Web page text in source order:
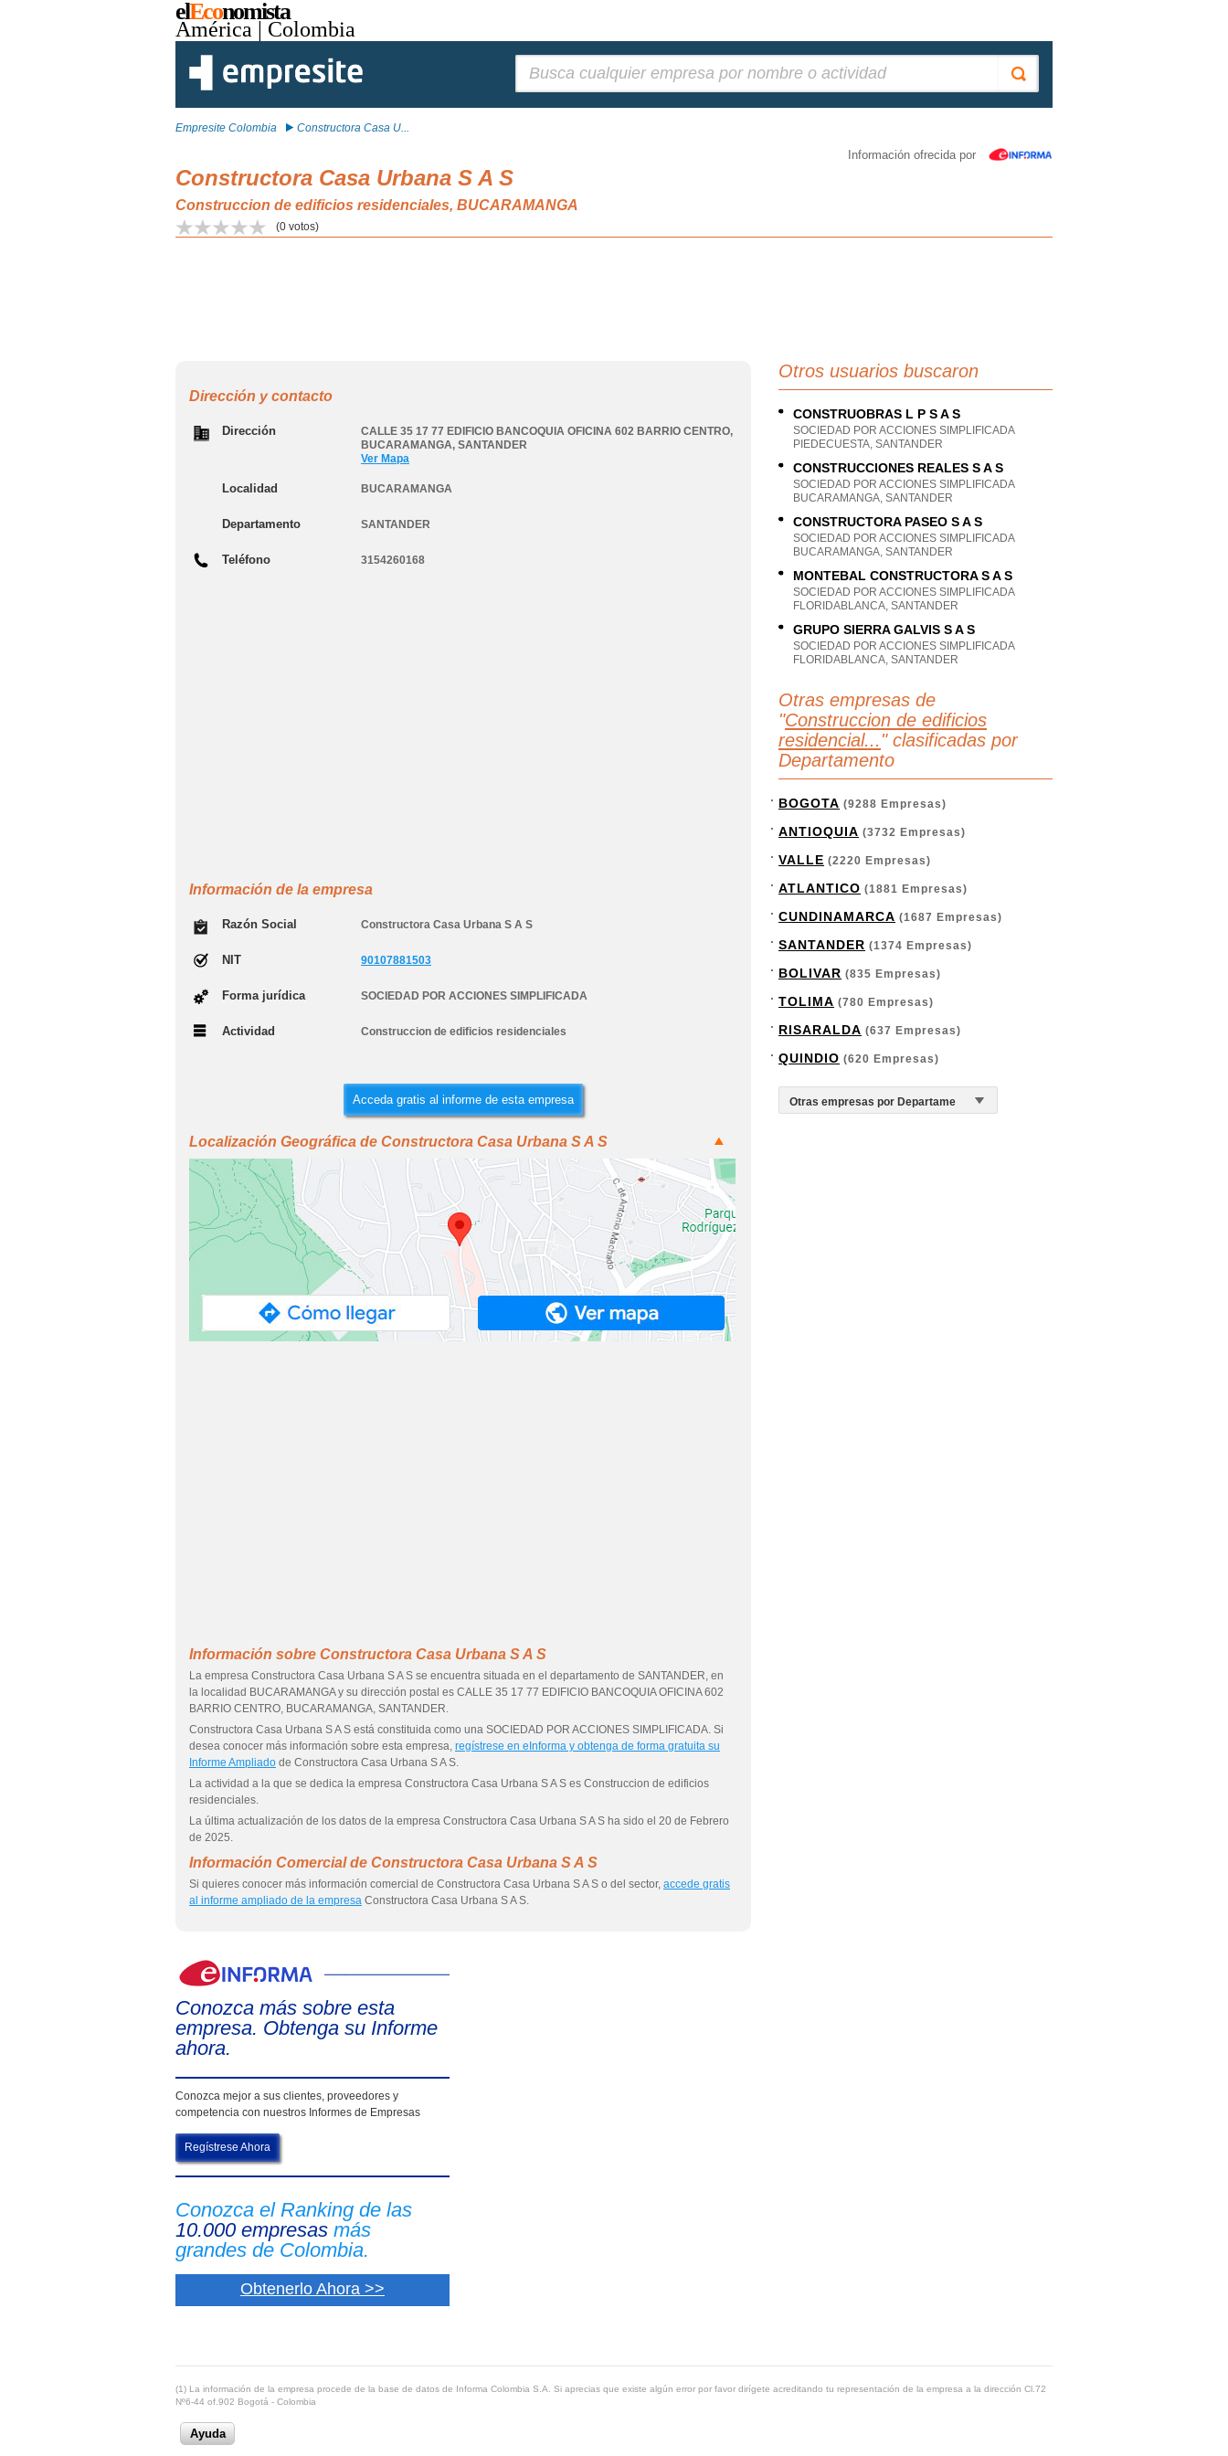
elEconomista
América | Colombia
Empresite Colombia Constructora Casa U...
Información ofrecida por
Constructora Casa Urbana S A S
Construccion de edificios residenciales, BUCARAMANGA
(0 votos)
Dirección y contacto
Dirección CALLE 35 17 77 EDIFICIO BANCOQUIA OFICINA 602 BARRIO CENTRO,
BUCARAMANGA, SANTANDER
Ver Mapa
Localidad BUCARAMANGA
Departamento SANTANDER
Teléfono 3154260168
Información de la empresa
Razón Social Constructora Casa Urbana S A S
NIT 90107881503
Forma jurídica SOCIEDAD POR ACCIONES SIMPLIFICADA
Actividad Construccion de edificios residenciales
Acceda gratis al informe de esta empresa
Localización Geográfica de Constructora Casa Urbana S A S
Información sobre Constructora Casa Urbana S A S
La empresa Constructora Casa Urbana S A S se encuentra situada en el departamento de SANTANDER, en
la localidad BUCARAMANGA y su dirección postal es CALLE 35 17 77 EDIFICIO BANCOQUIA OFICINA 602
BARRIO CENTRO, BUCARAMANGA, SANTANDER.
Constructora Casa Urbana S A S está constituida como una SOCIEDAD POR ACCIONES SIMPLIFICADA. Si
desea conocer más información sobre esta empresa, regístrese en eInforma y obtenga de forma gratuita su
Informe Ampliado de Constructora Casa Urbana S A S.
La actividad a la que se dedica la empresa Constructora Casa Urbana S A S es Construccion de edificios
residenciales.
La última actualización de los datos de la empresa Constructora Casa Urbana S A S ha sido el 20 de Febrero
de 2025.
Información Comercial de Constructora Casa Urbana S A S
Si quieres conocer más información comercial de Constructora Casa Urbana S A S o del sector, accede gratis
al informe ampliado de la empresa Constructora Casa Urbana S A S.
Conozca más sobre esta
empresa. Obtenga su Informe
ahora.
Conozca mejor a sus clientes, proveedores y
competencia con nuestros Informes de Empresas
Regístrese Ahora
Conozca el Ranking de las
10.000 empresas más
grandes de Colombia.
Obtenerlo Ahora >>
Otros usuarios buscaron
CONSTRUOBRAS L P S A S
SOCIEDAD POR ACCIONES SIMPLIFICADA
PIEDECUESTA, SANTANDER
CONSTRUCCIONES REALES S A S
SOCIEDAD POR ACCIONES SIMPLIFICADA
BUCARAMANGA, SANTANDER
CONSTRUCTORA PASEO S A S
SOCIEDAD POR ACCIONES SIMPLIFICADA
BUCARAMANGA, SANTANDER
MONTEBAL CONSTRUCTORA S A S
SOCIEDAD POR ACCIONES SIMPLIFICADA
FLORIDABLANCA, SANTANDER
GRUPO SIERRA GALVIS S A S
SOCIEDAD POR ACCIONES SIMPLIFICADA
FLORIDABLANCA, SANTANDER
Otras empresas de
"Construccion de edificios
residencial... " clasificadas por
Departamento
BOGOTA (9288 Empresas)
ANTIOQUIA (3732 Empresas)
VALLE (2220 Empresas)
ATLANTICO (1881 Empresas)
CUNDINAMARCA (1687 Empresas)
SANTANDER (1374 Empresas)
BOLIVAR (835 Empresas)
TOLIMA (780 Empresas)
RISARALDA (637 Empresas)
QUINDIO (620 Empresas)
(1) La información de la empresa procede de la base de datos de Informa Colombia S.A. Si aprecias que existe algún error por favor dirígete acreditando tu representación de la empresa a la dirección Cl.72
Nº6-44 of.902 Bogotá - Colombia
Ayuda